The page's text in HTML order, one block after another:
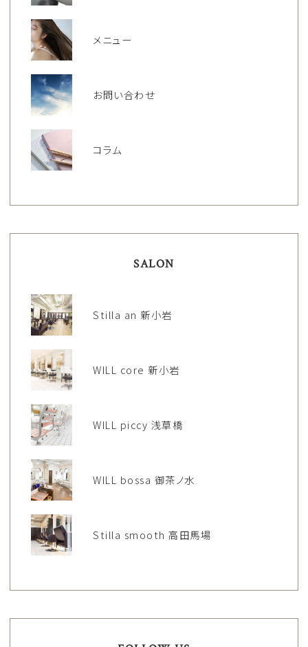
メニュー
お問い合わせ
コラム
SALON
Stilla an 新小岩
WILL core 新小岩
WILL piccy 浅草橋
WILL bossa 御茶ノ水
Stilla smooth 高田馬場